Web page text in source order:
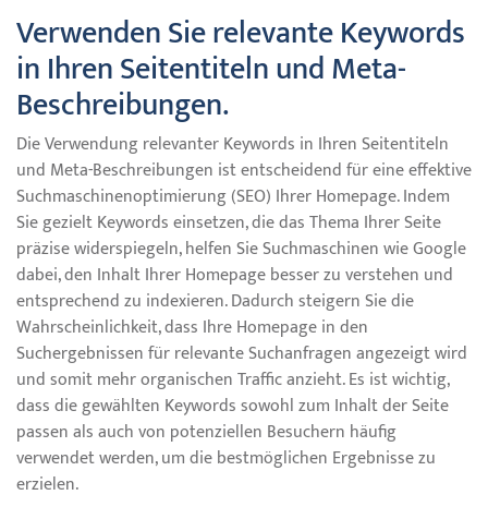
Verwenden Sie relevante Keywords
in Ihren Seitentiteln und Meta-
Beschreibungen.
Die Verwendung relevanter Keywords in Ihren Seitentiteln
und Meta-Beschreibungen ist entscheidend für eine effektive
Suchmaschinenoptimierung (SEO) Ihrer Homepage. Indem
Sie gezielt Keywords einsetzen, die das Thema Ihrer Seite
präzise widerspiegeln, helfen Sie Suchmaschinen wie Google
dabei, den Inhalt Ihrer Homepage besser zu verstehen und
entsprechend zu indexieren. Dadurch steigern Sie die
Wahrscheinlichkeit, dass Ihre Homepage in den
Suchergebnissen für relevante Suchanfragen angezeigt wird
und somit mehr organischen Traffic anzieht. Es ist wichtig,
dass die gewählten Keywords sowohl zum Inhalt der Seite
passen als auch von potenziellen Besuchern häufig
verwendet werden, um die bestmöglichen Ergebnisse zu
erzielen.